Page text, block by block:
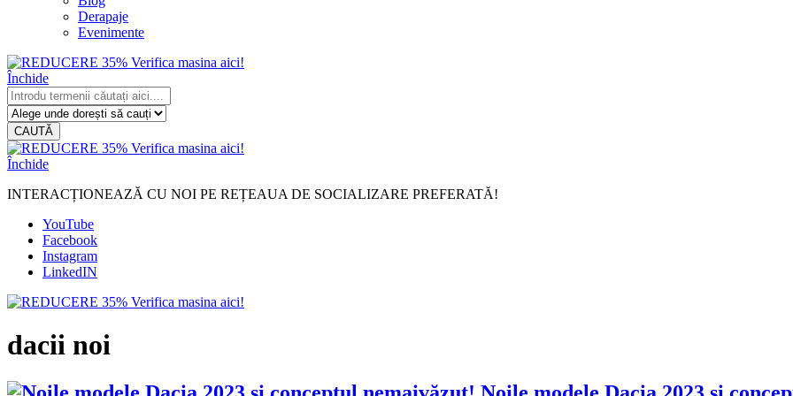
Derapaje
Evenimente
Închide
CAUTĂ
Închide
INTERACȚIONEAZĂ CU NOI PE REȚEAUA DE SOCIALIZARE PREFERATĂ!
YouTube
Facebook
Instagram
LinkedIN
dacii noi